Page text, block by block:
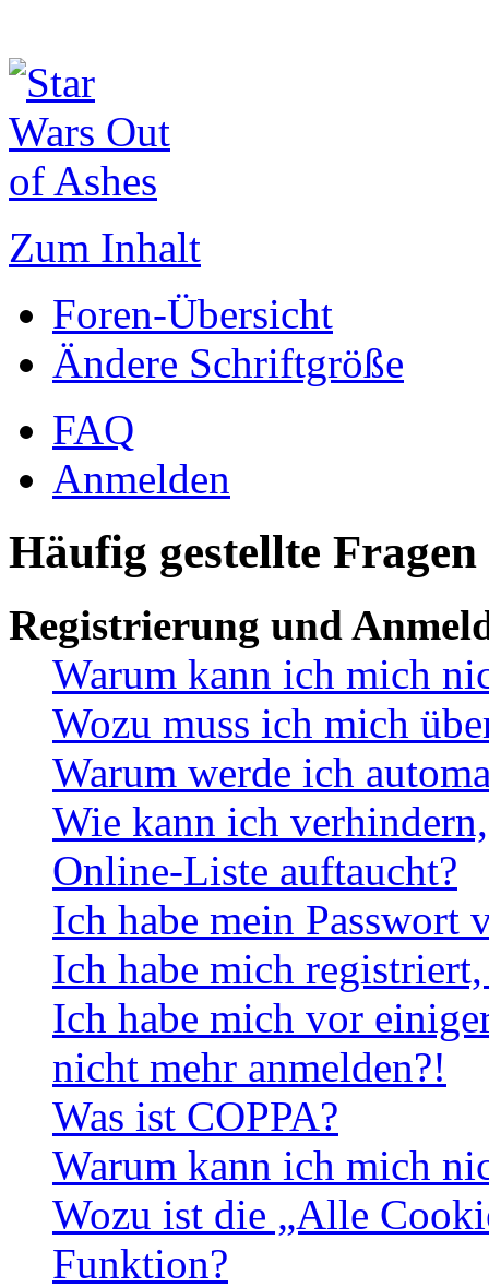
Zum Inhalt
Foren-Übersicht
Ändere Schriftgröße
FAQ
Anmelden
Häufig gestellte Fragen
Registrierung und
Warum kann ich mich
Wozu muss ich mich
Warum werde ich
Wie kann ich
Online-Liste auftaucht?
Ich habe mein Passwort
Ich habe mich
Ich habe mich vor
nicht mehr anmelden?!
Was ist COPPA?
Warum kann ich mich
Wozu ist die „Alle
Funktion?